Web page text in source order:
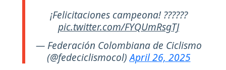
¡Felicitaciones campeona! ??????
pic.twitter.com/FYQUmRsgTJ
— Federación Colombiana de Ciclismo
(@fedeciclismocol)April 26, 2025